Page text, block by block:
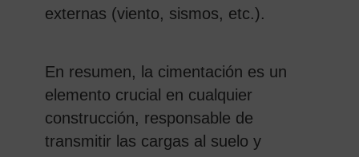
externas (viento, sismos, etc.).
En resumen, la cimentación es un
elemento crucial en cualquier
construcción, responsable de
transmitir las cargas al suelo y